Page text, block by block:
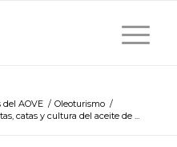
del AOVE / Oleoturismo /
catas y cultura del aceite de ...